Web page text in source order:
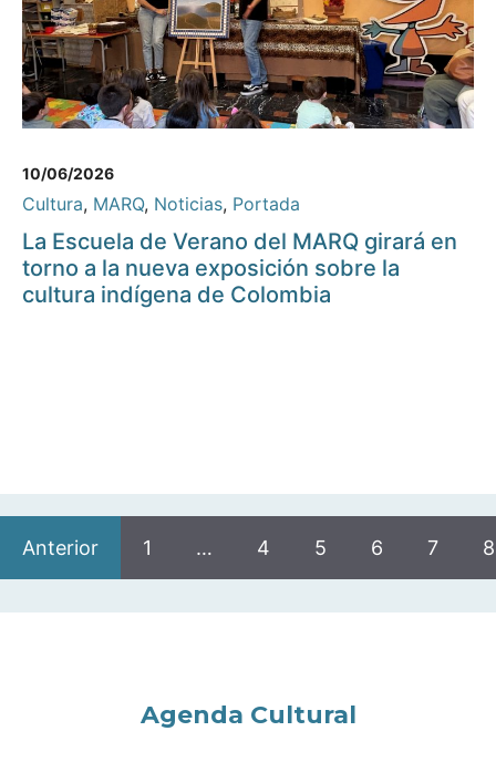
10/06/2026
Cultura, MARQ, Noticias, Portada
La Escuela de Verano del MARQ girará en
torno a la nueva exposición sobre la
cultura indígena de Colombia
Anterior 1 … 4 5 6 7 8
Agenda Cultural